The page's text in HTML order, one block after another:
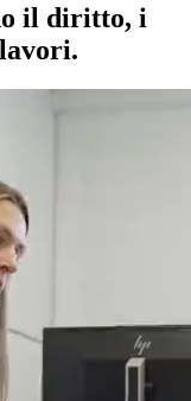
il diritto, i